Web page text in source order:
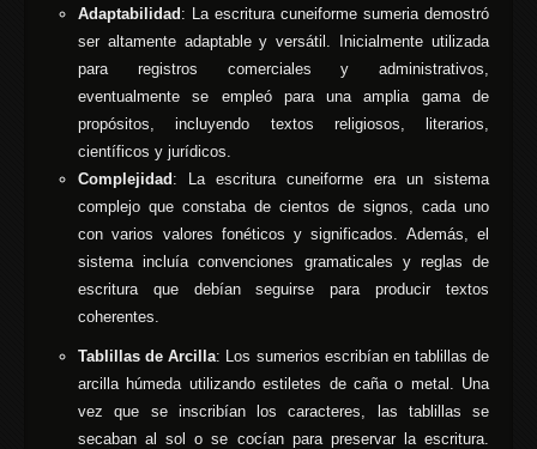
Adaptabilidad : La escritura cuneiforme sumeria demostró
ser altamente adaptable y versátil. Inicialmente utilizada
para registros comerciales y administrativos,
eventualmente se empleó para una amplia gama de
propósitos, incluyendo textos religiosos, literarios,
científicos y jurídicos.
Complejidad : La escritura cuneiforme era un sistema
complejo que constaba de cientos de signos, cada uno
con varios valores fonéticos y significados. Además, el
sistema incluía convenciones gramaticales y reglas de
escritura que debían seguirse para producir textos
coherentes.
Tablillas de Arcilla: Los sumerios escribían en tablillas de
arcilla húmeda utilizando estiletes de caña o metal. Una
vez que se inscribían los caracteres, las tablillas se
secaban al sol o se cocían para preservar la escritura.